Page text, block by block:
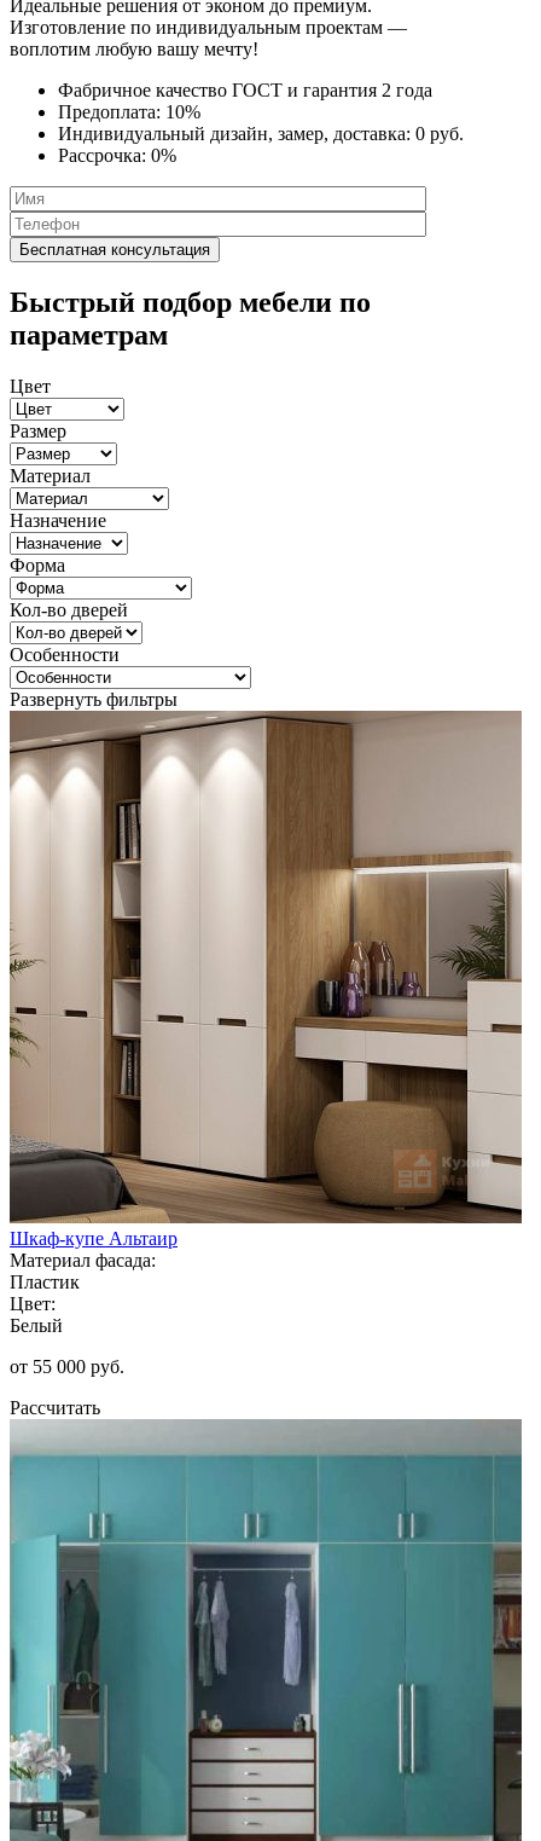
Идеальные решения от эконом до премиум.
Изготовление по индивидуальным проектам —
воплотим любую вашу мечту!
Фабричное качество ГОСТ и гарантия 2 года
Предоплата: 10%
Индивидуальный дизайн, замер, доставка: 0 руб.
Рассрочка: 0%
Быстрый подбор мебели по
параметрам
Цвет
Размер
Материал
Назначение
Форма
Кол-во дверей
Особенности
Развернуть фильтры
Шкаф-купе Альтаир
Материал фасада:
Пластик
Цвет:
Белый
от 55 000 руб.
Рассчитать